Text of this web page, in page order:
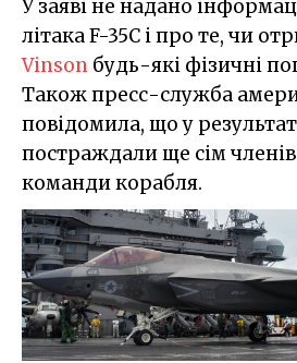
У заяві не надано
літака F-35C і про те, чи
Vinson будь-які фізичні
Також пресс-служба
повідомила, що у
постраждали ще сім
команди корабля.